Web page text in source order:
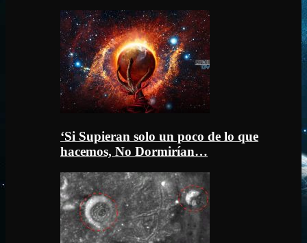
‘Si Supieran solo un poco de lo que
hacemos, No Dormirían…